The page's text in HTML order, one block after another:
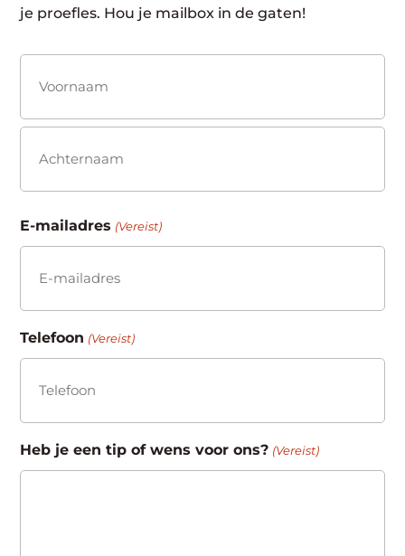
je proefles. Hou je mailbox in de gaten!
(Vereist)
Voornaam
E-mailadres (Vereist)
Telefoon (Vereist)
Heb je een tip of wens voor ons? (Vereist)